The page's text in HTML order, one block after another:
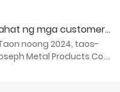
ng mga medalya.
ginawang metal na
ito ay medyo
ng medalya
Binabati ni Joseph Metal ang lahat ng mga customer at kaibigan sa loob at labas ng bansa: Maligayang Bagong Taon, kalusugan at kaligtasan, kaligayahan ng pamilya, at ang lahat ng pinakamahusay! (larawan)
noong 2024, taos-
Metal Products Co.,